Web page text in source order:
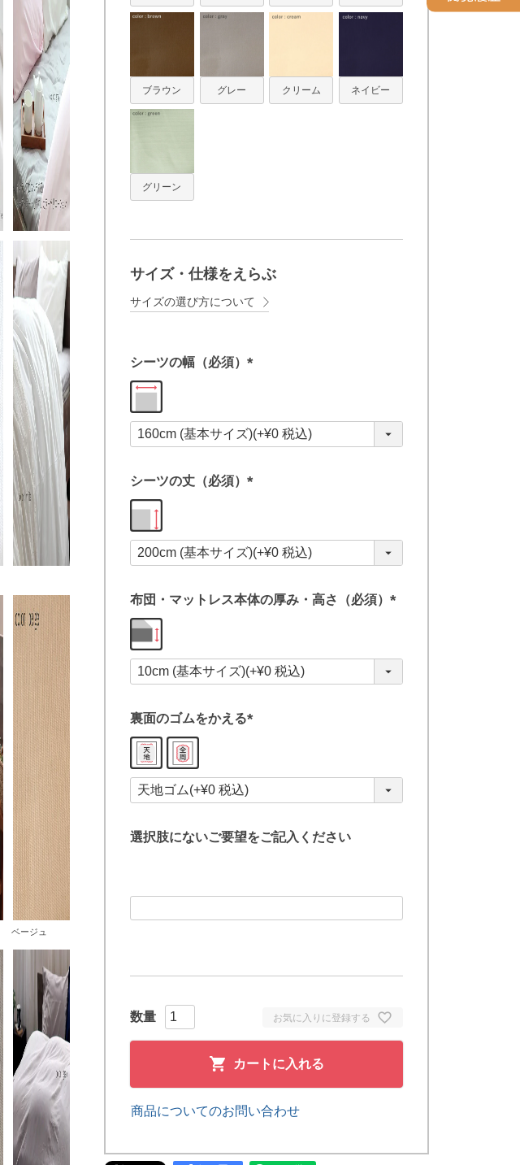
ベージュ
ブラウン グレー クリーム ネイビー
グリーン
お気に入りに登録する
カートに入れる
サイズ・仕様をえらぶ
サイズの選び方について
シーツの幅（必須）
須
)
シーツの丈（必須）
須
)
布団・マットレス本体の厚み・高さ（必須）
須
裏面のゴムをかえる
須
)
選択肢にないご要望をご記入ください
商品についてのお問い合わせ